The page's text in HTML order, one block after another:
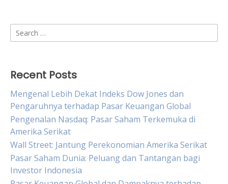
Search
for:
Recent Posts
Mengenal Lebih Dekat Indeks Dow Jones dan
Pengaruhnya terhadap Pasar Keuangan Global
Pengenalan Nasdaq: Pasar Saham Terkemuka di
Amerika Serikat
Wall Street: Jantung Perekonomian Amerika Serikat
Pasar Saham Dunia: Peluang dan Tantangan bagi
Investor Indonesia